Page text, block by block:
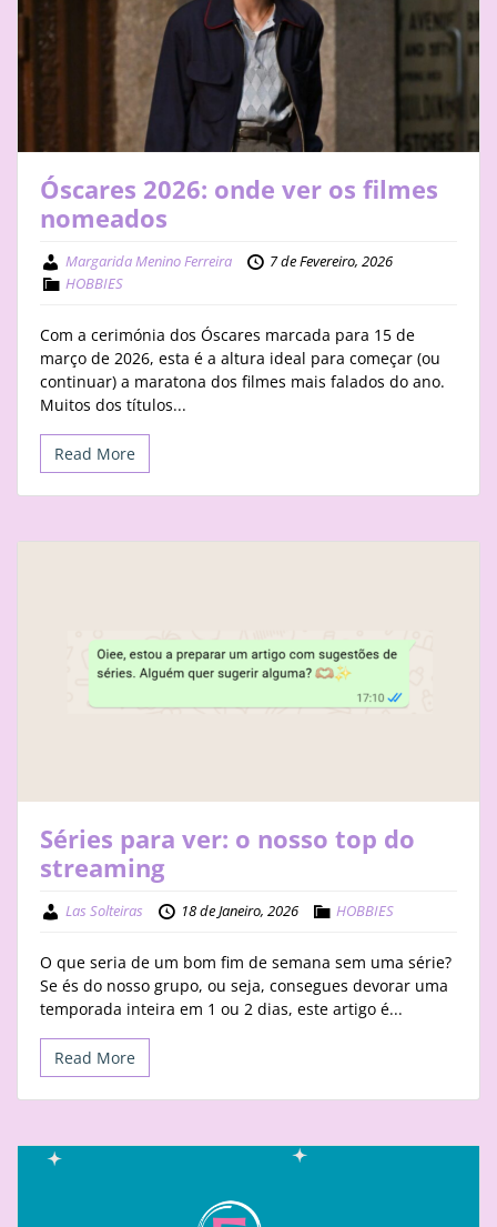
Óscares 2026: onde ver os filmes
nomeados
Margarida Menino Ferreira
7 de Fevereiro, 2026
HOBBIES
Com a cerimónia dos Óscares marcada para 15 de
março de 2026, esta é a altura ideal para começar (ou
continuar) a maratona dos filmes mais falados do ano.
Muitos dos títulos...
Read More
Séries para ver: o nosso top do
streaming
Las Solteiras 18 de Janeiro, 2026 HOBBIES
O que seria de um bom fim de semana sem uma série?
Se és do nosso grupo, ou seja, consegues devorar uma
temporada inteira em 1 ou 2 dias, este artigo é...
Read More
STAY